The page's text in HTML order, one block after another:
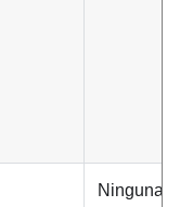
Ninguna